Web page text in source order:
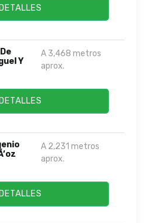
Y
A 3,468 metros
aprox.
A 2,231 metros
aprox.